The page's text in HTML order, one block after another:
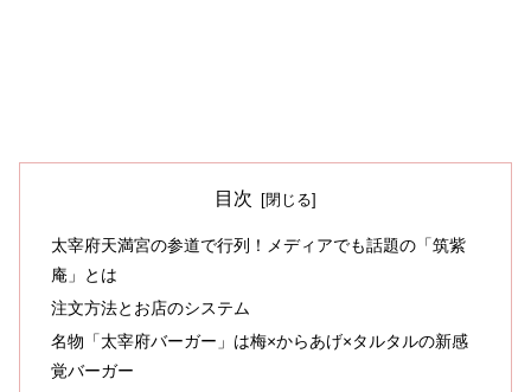
目次
太宰府天満宮の参道で行列！メディアでも話題の「筑紫
庵」とは
注文方法とお店のシステム
名物「太宰府バーガー」は梅×からあげ×タルタルの新感
覚バーガー